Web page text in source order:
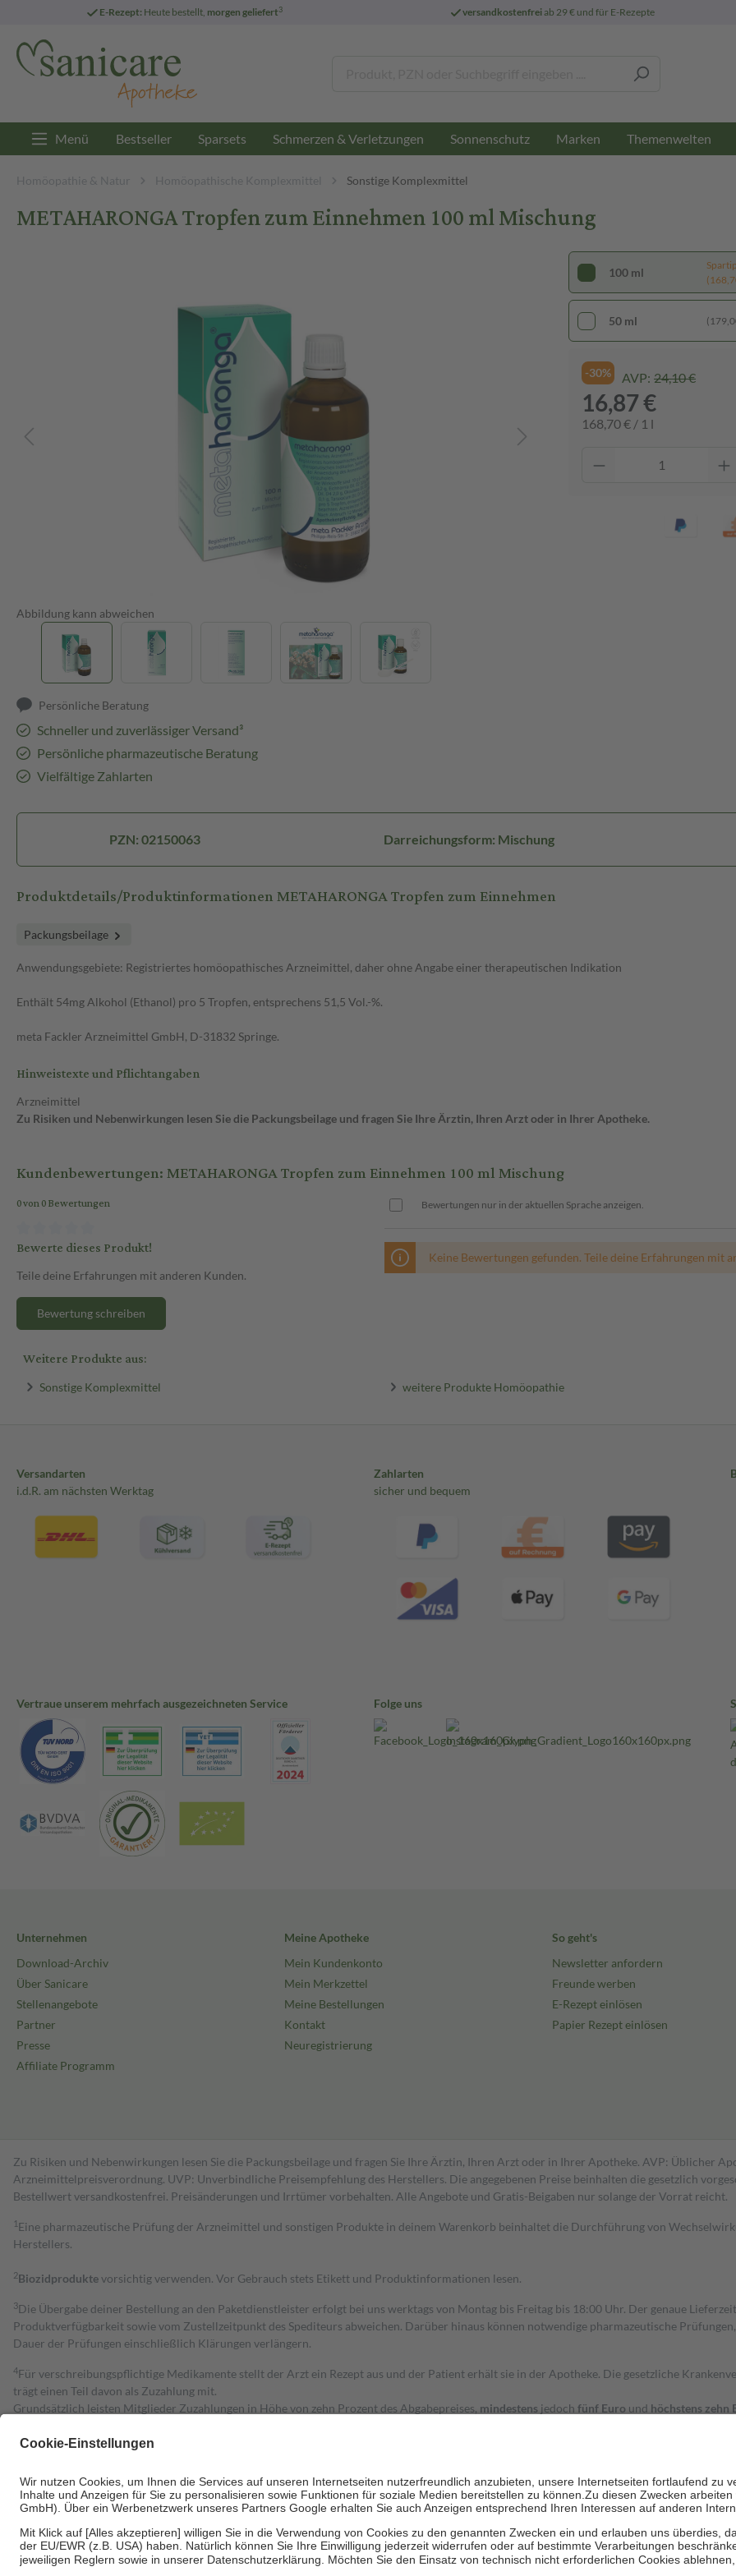
E-Rezept: Heute bestellt, morgen geliefert3 versandkostenfreiab 29 € und für E-Rezepte
Menü Bestseller Sparsets Schmerzen & Verletzungen Sonnenschutz Marken Themenwelten
Homöopathie & Natur Homöopathische Komplexmittel Sonstige Komplexmittel
METAHARONGA Tropfen zum Einnehmen 100 ml Mischung
Abbildung kann abweichen
Persönliche Beratung
Schneller und zuverlässiger Versand³
Persönliche pharmazeutische Beratung
Vielfältige Zahlarten
100 ml
50 ml
-30% AVP: 24,10 €
16,87 €
168,70 € / 1 l
PZN: 02150063 Darreichungsform: Mischung
Produktdetails/Produktinformationen METAHARONGA Tropfen zum Einnehmen
Packungsbeilage
Anwendungsgebiete: Registriertes homöopathisches Arzneimittel, daher ohne Angabe einer therapeutischen Indikation
Enthält 54mg Alkohol (Ethanol) pro 5 Tropfen, entsprechens 51,5 Vol.-%.
meta Fackler Arzneimittel GmbH, D-31832 Springe.
Hinweistexte und Pflichtangaben
Arzneimittel
Zu Risiken und Nebenwirkungen lesen Sie die Packungsbeilage und fragen Sie Ihre Ärztin, Ihren Arzt oder in Ihrer Apotheke.
Kundenbewertungen: METAHARONGA Tropfen zum Einnehmen 100 ml Mischung
0 von 0 Bewertungen
Bewerte dieses Produkt!
Teile deine Erfahrungen mit anderen Kunden.
Bewertung schreiben
Bewertungen nur in der aktuellen Sprache anzeigen.
Keine Bewertungen gefunden. Teile deine Erfahrungen mit
Weitere Produkte aus:
Sonstige Komplexmittel weitere Produkte Homöopathie
Versandarten
i.d.R. am nächsten Werktag
Zahlarten
sicher und bequem
Vertraue unserem mehrfach ausgezeichneten Service Folge uns
Unternehmen
Download-Archiv
Über Sanicare
Stellenangebote
Partner
Presse
Affiliate Programm
Meine Apotheke
Mein Kundenkonto
Mein Merkzettel
Meine Bestellungen
Kontakt
Neuregistrierung
So geht's
Newsletter anfordern
Freunde werben
E-Rezept einlösen
Papier Rezept einlösen
Zu Risiken und Nebenwirkungen lesen Sie die Packungsbeilage und fragen Sie Ihre Ärztin, Ihren Arzt oder in Ihrer Apotheke. AVP: Üblicher
Arzneimittelpreisverordnung. UVP: Unverbindliche Preisempfehlung des Herstellers. Die angegebenen Preise beinhalten die gesetzlich
Bestell­wert versand­kosten­frei. Preisänderungen und Irrtümer vorbehalten. Alle Angebote und Gratis-Beigaben nur solange der Vorrat reicht.
1 Eine pharmazeutische Prüfung der Arzneimittel und sonstigen Produkte in deinem Warenkorb beinhaltet die Durchführung von
Herstellers.
2Biozidproduktevorsichtig verwenden. Vor Gebrauch stets Etikett und Produktinformationen lesen.
3Die Übergabe deiner Bestellung an den Paketdienstleister erfolgt bei uns werktags von Montag bis Freitag bis 18:00 Uhr. Der genaue
Produktverfügbarkeit sowie vom Zustellzeitpunkt des Spediteurs abweichen. Darüber hinaus können notwendige pharmazeutische
Dauer der Prüfungen einschließlich Klärungen verlängern.
4Für verschreibungspflichtige Medikamente stellt der Arzt ein Rezept aus und der Patient erhält sie in der Apotheke. Die gesetzliche
trägt einen Teil davon als Zuzahlung mit.
Grundsätzlich leisten Mitglieder Zuzahlungen in Höhe von zehn Prozent des Abgabepreises, mindestens jedoch fünf Euro und höchstens zehn
Diese Regeln gelten grundsätzlich auch für Online-Apotheken.
Um das Engagement der Versicherten für ihre eigene Gesundheit zu stärken und die besondere Stellung der Familie zu unterstützen, fallen
• Kindern und Jugendlichen bis zum vollendeten 18. Lebensjahr mit Ausnahme der Fahrkosten
• Untersuchungen zur Vorsorge und Früherkennung, die von der GKV getragen werden
• empfohlenen Schutzimpfungen
• Harn- und Blutteststreifen